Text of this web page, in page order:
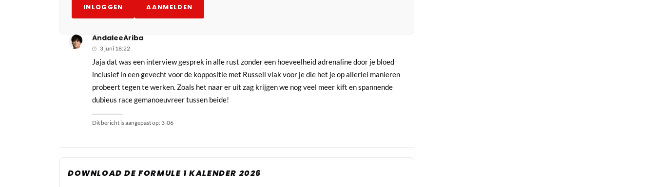
INLOGGEN AANMELDEN
AndaleeAriba
3 juni 18:22
Jaja dat was een interview gesprek in alle rust zonder een hoeveelheid adrenaline door je bloed
inclusief in een gevecht voor de koppositie met Russell vlak voor je die het je op allerlei manieren
probeert tegen te werken. Zoals het naar er uit zag krijgen we nog veel meer kift en spannende
dubieus race gemanoeuvreer tussen beide!
Dit bericht is aangepast op: 3-06
DOWNLOAD DE FORMULE 1 KALENDER 2026